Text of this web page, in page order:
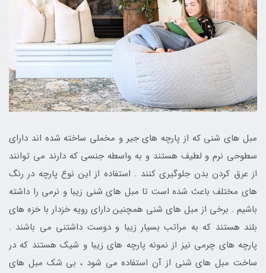
مبل های شنی که از پارچه های جیر و مخملی ساخته شده اند دارای
سطوحی نرم و لطیف هستند و به واسطه جنسی که دارند می توانند
از عرق کردن بدن جلوگیری کنند . استفاده از این نوع پارچه در رنگ
های مختلف باعث شده است تا مبل های شنی زیبا و نرمی را داشته
باشیم . برخی از مبل های شنی همچنین دارای رویه خزدار با خزه های
بلند هستند که به مراتب بسیار زیبا و دوست داشتنی می باشند .
پارچه های چرمی نیز از نمونه پارچه های زیبا و شیک هستند که در
ساخت مبل های شنی از آن استفاده می شود ، بی شک مبل های